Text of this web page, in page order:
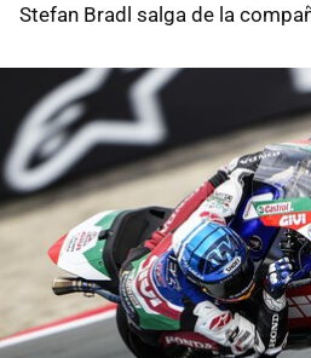
Stefan Bradl salga de la